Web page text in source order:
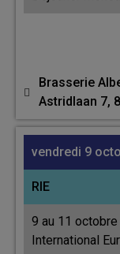
Brasserie
Astridlaan 7,
vendredi 9
RIE
9 au 11
International